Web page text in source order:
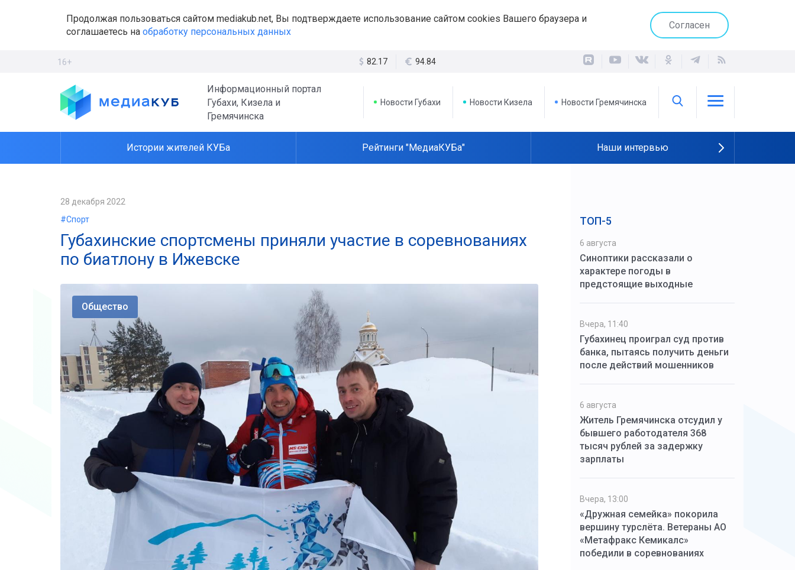
Продолжая пользоваться сайтом mediakub.net, Вы подтверждаете использование сайтом cookies Вашего браузера и
соглашаетесь на обработку персональных данных
Согласен
16+ 82.17 94.84
Информационный портал
Губахи, Кизела и
Гремячинска
Новости Губахи Новости Кизела Новости Гремячинска
Истории жителей КУБа Рейтинги "МедиаКУБа" Наши интервью
28 декабря 2022
#Спорт
Губахинские спортсмены приняли участие в соревнованиях
по биатлону в Ижевске
Общество
ТОП-5
6 августа
Синоптики рассказали о
характере погоды в
предстоящие выходные
Вчера, 11:40
Губахинец проиграл суд против
банка, пытаясь получить деньги
после действий мошенников
6 августа
Житель Гремячинска отсудил у
бывшего работодателя 368
тысяч рублей за задержку
зарплаты
Вчера, 13:00
«Дружная семейка» покорила
вершину турслёта. Ветераны АО
«Метафракс Кемикалс»
победили в соревнованиях